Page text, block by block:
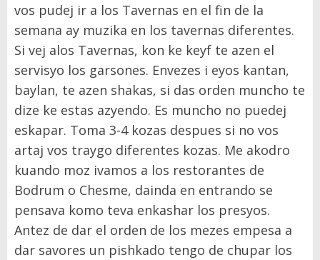
vos pudej ir a los Tavernas en el fin de la
semana ay muzika en los tavernas diferentes.
Si vej alos Tavernas, kon ke keyf te azen el
servisyo los garsones. Envezes i eyos kantan,
baylan, te azen shakas, si das orden muncho te
dize ke estas azyendo. Es muncho no puedej
eskapar. Toma 3-4 kozas despues si no vos
artaj vos traygo diferentes kozas. Me akodro
kuando moz ivamos a los restorantes de
Bodrum o Chesme, dainda en entrando se
pensava komo teva enkashar los presyos.
Antez de dar el orden de los mezes empesa a
dar savores un pishkado tengo de chupar los